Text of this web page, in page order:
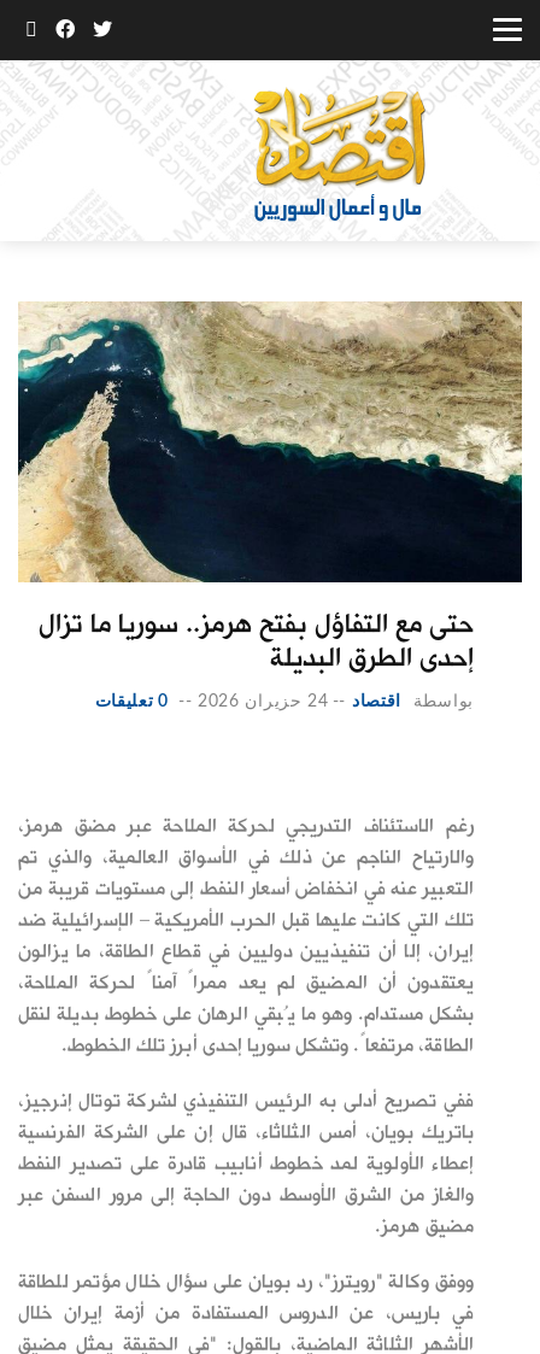
حتى مع التفاؤل بفتح هرمز.. سوريا ما تزال
إحدى الطرق البديلة
بواسطة اقتصاد -- 24 حزيران 2026 -- 0 تعليقات
رغم الاستئناف التدريجي لحركة الملاحة عبر مضق هرمز،
والارتياح الناجم عن ذلك في الأسواق العالمية، والذي تم
التعبير عنه في انخفاض أسعار النفط إلى مستويات قريبة من
تلك التي كانت عليها قبل الحرب الأمريكية – الإسرائيلية ضد
إيران، إلا أن تنفيذيين دوليين في قطاع الطاقة، ما يزالون
يعتقدون أن المضيق لم يعد ممراً آمناً لحركة الملاحة،
بشكل مستدام. وهو ما يُبقي الرهان على خطوط بديلة لنقل
الطاقة، مرتفعاً. وتشكل سوريا إحدى أبرز تلك الخطوط.
ففي تصريح أدلى به الرئيس التنفيذي لشركة توتال إنرجيز،
باتريك بويان، أمس الثلاثاء، قال إن على الشركة الفرنسية
إعطاء الأولوية لمد خطوط أنابيب قادرة على تصدير النفط
والغاز من الشرق الأوسط دون الحاجة إلى مرور السفن عبر
مضيق هرمز.
ووفق وكالة "رويترز"، رد بويان على سؤال خلال مؤتمر للطاقة
في باريس، عن الدروس المستفادة من أزمة إيران خلال
الأشهر الثلاثة الماضية، بالقول: "في الحقيقة يمثل مضيق